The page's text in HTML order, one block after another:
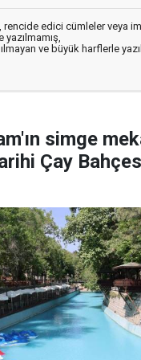
rencide edici cümleler veya
yazılmamış,
ve büyük harflerle
simge
Çay